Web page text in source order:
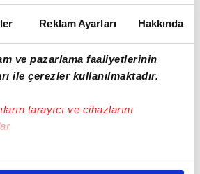
Reklam Ayarları Hakkında
ve pazarlama faaliyetlerinin
ile çerezler kullanılmaktadır.
tarayıcı ve cihazlarını
halinde sizlere özel